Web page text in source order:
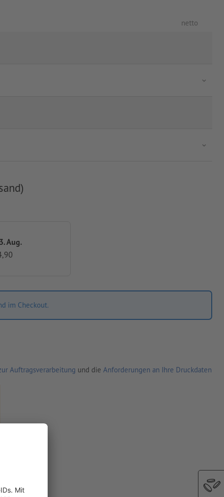
netto
Aug.
im Checkout.
Auftragsverarbeitung und die Anforderungen an Ihre Druckdaten